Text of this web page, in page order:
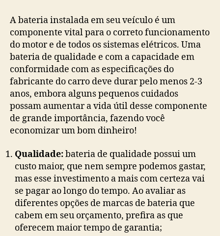
A bateria instalada em seu veículo é um
componente vital para o correto funcionamento
do motor e de todos os sistemas elétricos. Uma
bateria de qualidade e com a capacidade em
conformidade com as especificações do
fabricante do carro deve durar pelo menos 2-3
anos, embora alguns pequenos cuidados
possam aumentar a vida útil desse componente
de grande importância, fazendo você
economizar um bom dinheiro!
Qualidade:bateria de qualidade possui um
custo maior, que nem sempre podemos gastar,
mas esse investimento a mais com certeza vai
se pagar ao longo do tempo. Ao avaliar as
diferentes opções de marcas de bateria que
cabem em seu orçamento, prefira as que
oferecem maior tempo de garantia;